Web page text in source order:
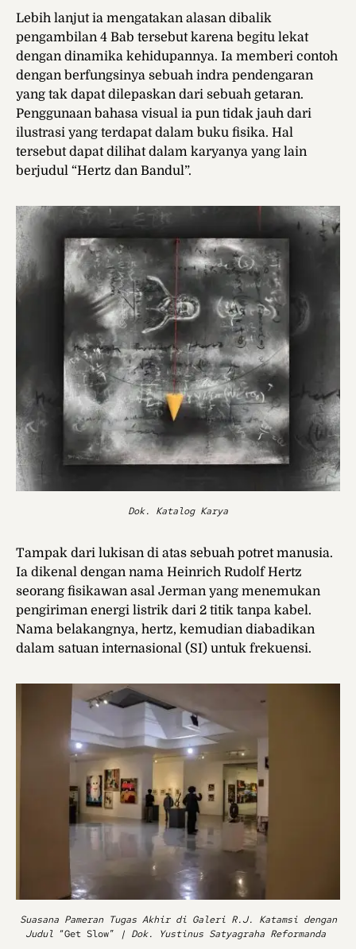
Lebih lanjut ia mengatakan alasan dibalik
pengambilan 4 Bab tersebut karena begitu lekat
dengan dinamika kehidupannya. Ia memberi contoh
dengan berfungsinya sebuah indra pendengaran
yang tak dapat dilepaskan dari sebuah getaran.
Penggunaan bahasa visual ia pun tidak jauh dari
ilustrasi yang terdapat dalam buku fisika. Hal
tersebut dapat dilihat dalam karyanya yang lain
berjudul “Hertz dan Bandul”.
Dok. Katalog Karya
Tampak dari lukisan di atas sebuah potret manusia.
Ia dikenal dengan nama Heinrich Rudolf Hertz
seorang fisikawan asal Jerman yang menemukan
pengiriman energi listrik dari 2 titik tanpa kabel.
Nama belakangnya, hertz, kemudian diabadikan
dalam satuan internasional (SI) untuk frekuensi.
Suasana Pameran Tugas Akhir di Galeri R.J. Katamsi dengan
Judul “Get Slow” | Dok. Yustinus Satyagraha Reformanda